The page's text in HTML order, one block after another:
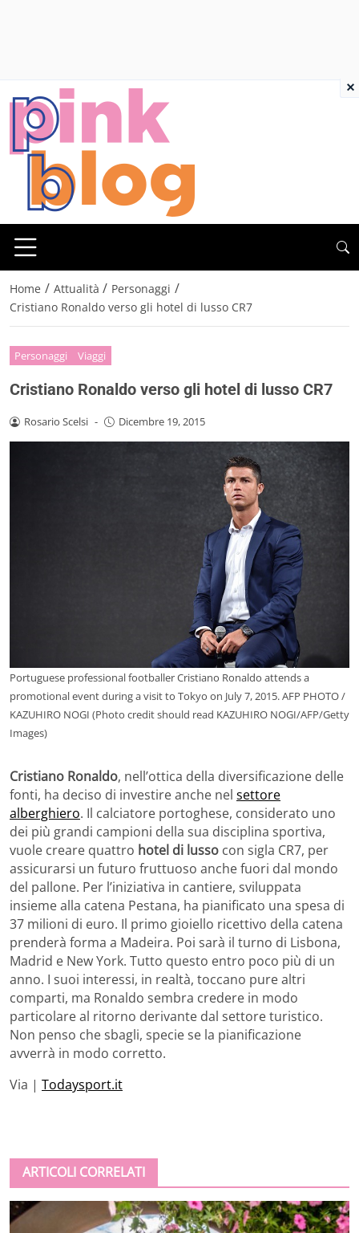
Home / Attualità / Personaggi /
Cristiano Ronaldo verso gli hotel di lusso CR7
Personaggi Viaggi
Cristiano Ronaldo verso gli hotel di lusso CR7
Rosario Scelsi - Dicembre 19, 2015
Portuguese professional footballer Cristiano Ronaldo attends a
promotional event during a visit to Tokyo on July 7, 2015. AFP PHOTO /
KAZUHIRO NOGI (Photo credit should read KAZUHIRO NOGI/AFP/Getty
Images)
Cristiano Ronaldo, nell’ottica della diversificazione delle
fonti, ha deciso di investire anche nel settore
alberghiero. Il calciatore portoghese, considerato uno
dei più grandi campioni della sua disciplina sportiva,
vuole creare quattro hotel di lusso con sigla CR7, per
assicurarsi un futuro fruttuoso anche fuori dal mondo
del pallone. Per l’iniziativa in cantiere, sviluppata
insieme alla catena Pestana, ha pianificato una spesa di
37 milioni di euro. Il primo gioiello ricettivo della catena
prenderà forma a Madeira. Poi sarà il turno di Lisbona,
Madrid e New York. Tutto questo entro poco più di un
anno. I suoi interessi, in realtà, toccano pure altri
comparti, ma Ronaldo sembra credere in modo
particolare al ritorno derivante dal settore turistico.
Non penso che sbagli, specie se la pianificazione
avverrà in modo corretto.
Via | Todaysport.it
ARTICOLI CORRELATI
×